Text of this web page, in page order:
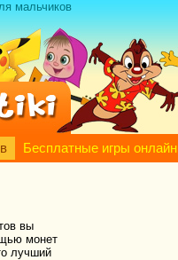
мальчиков
Бесплатные игры онлайн
вы
монет
лучший